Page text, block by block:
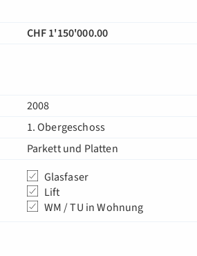
CHF 1'150'000.00
2008
1. Obergeschoss
Parkett und Platten
Glasfaser
Lift
WM / TU in Wohnung